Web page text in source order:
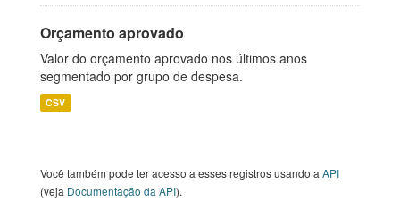
Orçamento aprovado
Valor do orçamento aprovado nos últimos anos
segmentado por grupo de despesa.
CSV
Você também pode ter acesso a esses registros usando a API
(veja Documentação da API).